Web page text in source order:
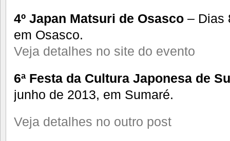
4º Japan Matsuri de Osasco – Dias
em Osasco.
Veja detalhes no site do evento
6ª Festa da Cultura Japonesa de
junho de 2013, em Sumaré.
Veja detalhes no outro post